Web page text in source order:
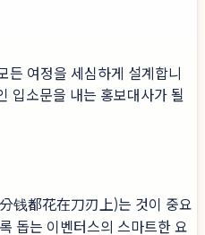
든 여정을 세심하게 설계합니
입소문을 내는 홍보대사가 될
钱都花在刀刃上)는 것이 중요
돕는 이벤터스의 스마트한 요